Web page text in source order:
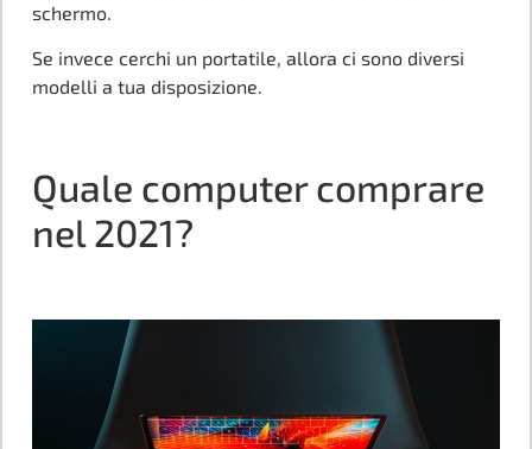
schermo.
Se invece cerchi un portatile, allora ci sono diversi
modelli a tua disposizione.
Quale computer comprare
nel 2021?